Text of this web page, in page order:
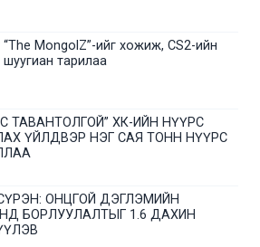
“The MongolZ”-ийг хожиж, CS2-ийн
тарилаа
ТАВАНТОЛГОЙ” ХК-ИЙН НҮҮРС
ҮЙЛДВЭР НЭГ САЯ ТОНН НҮҮРС
ОНЦГОЙ ДЭГЛЭМИЙН
БОРЛУУЛАЛТЫГ 1.6 ДАХИН